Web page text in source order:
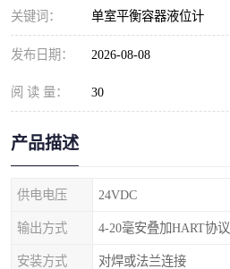
关键词： 单室平衡容器液位计
发布日期： 2026-08-08
阅 读 量： 30
产品描述
供电电压 24VDC
输出方式 4-20毫安叠加HART协议
安装方式 对焊或法兰连接